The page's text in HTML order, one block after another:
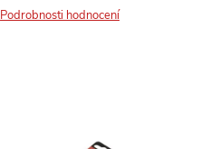
Podrobnosti hodnocení